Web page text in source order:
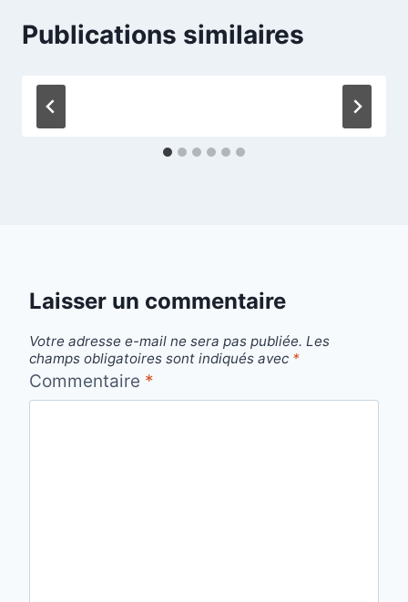
Publications similaires
Laisser un commentaire
Votre adresse e-mail ne sera pas publiée. Les
champs obligatoires sont indiqués avec *
Commentaire *